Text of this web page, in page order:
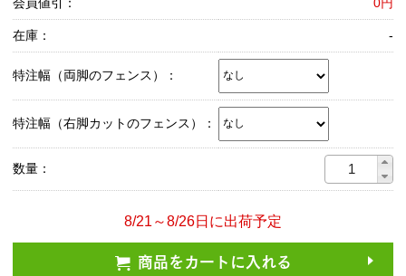
在庫： -
特注幅（両脚のフェンス）：
特注幅（右脚カットのフェンス）：
数量：
8/21～8/26日に出荷予定
商品をカートに入れる